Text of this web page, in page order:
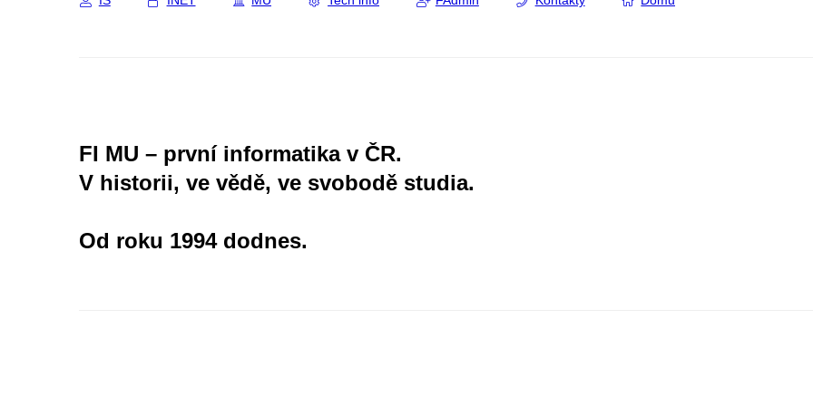
FI MU – první informatika v ČR.
V historii, ve vědě, ve svobodě studia.
Od roku 1994 dodnes.